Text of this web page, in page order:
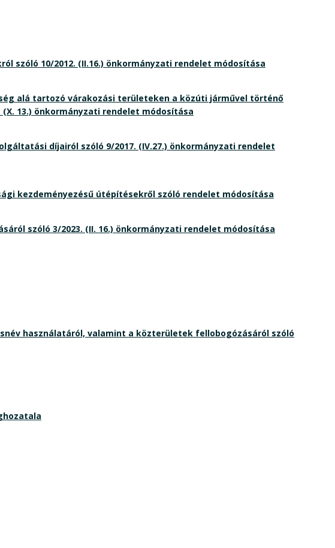
szóló 10/2012. (II.16.) önkormányzati rendelet módosítása
alá tartozó várakozási területeken a közúti járművel történő
13.) önkormányzati rendelet módosítása
díjairól szóló 9/2017. (IV.27.) önkormányzati rendelet
kezdeményezésű útépítésekről szóló rendelet módosítása
szóló 3/2023. (II. 16.) önkormányzati rendelet módosítása
használatáról, valamint a közterületek fellobogózásáról szóló